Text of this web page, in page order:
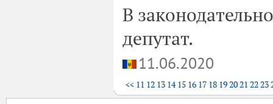
В
депутат.
11.06.2020
<< 11 12 13 14 15 16 17 18 192021 2223